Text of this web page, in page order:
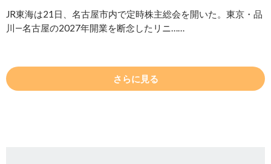
JR東海は21日、名古屋市内で定時株主総会を開いた。東京・品
川―名古屋の2027年開業を断念したリニ……
さらに見る